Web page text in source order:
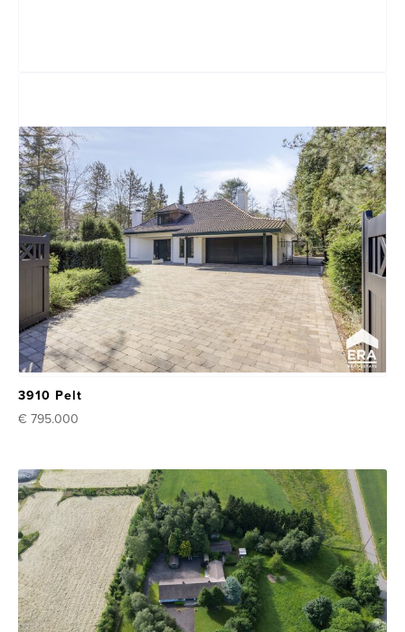
3910 Pelt
€ 795.000